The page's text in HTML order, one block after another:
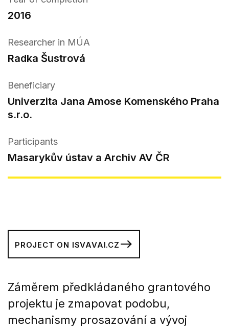
2016
Researcher in MÚA
Radka Šustrová
Beneficiary
Univerzita Jana Amose Komenského Praha
s.r.o.
Participants
Masarykův ústav a Archiv AV ČR
PROJECT ON ISVAVAI.CZ
Záměrem předkládaného grantového
projektu je zmapovat podobu,
mechanismy prosazování a vývoj